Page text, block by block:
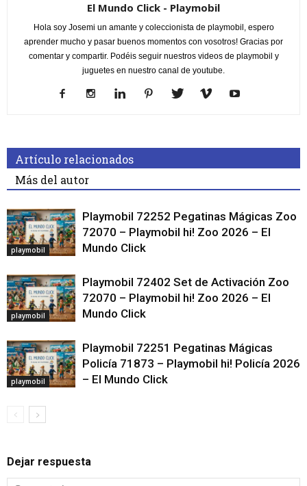
El Mundo Click - Playmobil
Hola soy Josemi un amante y coleccionista de playmobil, espero
aprender mucho y pasar buenos momentos con vosotros! Gracias por
comentar y compartir. Podéis seguir nuestros videos de playmobil y
juguetes en nuestro canal de youtube.
Artículo relacionados
Más del autor
playmobil
Playmobil 72252 Pegatinas Mágicas Zoo
72070 – Playmobil hi! Zoo 2026 – El
Mundo Click
playmobil
Playmobil 72402 Set de Activación Zoo
72070 – Playmobil hi! Zoo 2026 – El
Mundo Click
playmobil
Playmobil 72251 Pegatinas Mágicas
Policía 71873 – Playmobil hi! Policía 2026
– El Mundo Click
Dejar respuesta